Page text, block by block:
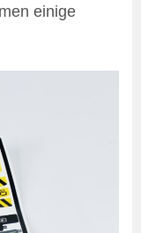
einige